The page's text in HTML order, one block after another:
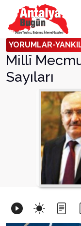
YORUMLAR-
Millî
Sayıları
Arama Yap!